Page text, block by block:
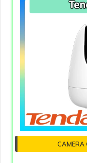
CAMERA